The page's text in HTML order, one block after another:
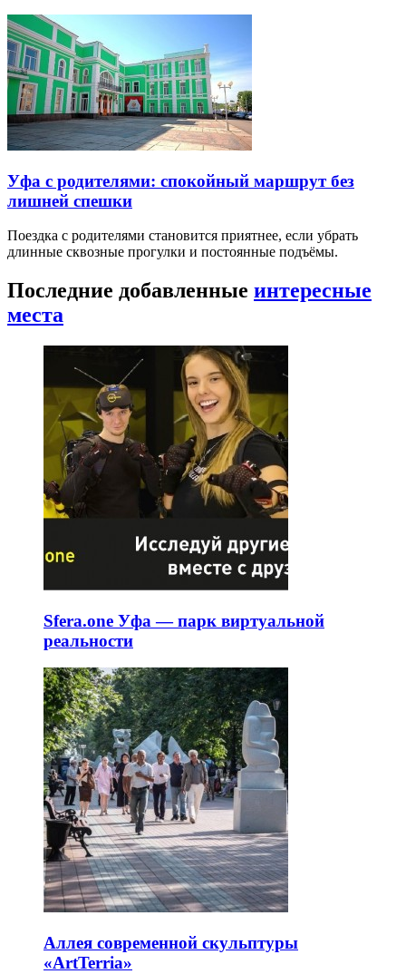
Уфа с родителями: спокойный маршрут без
лишней спешки
Поездка с родителями становится приятнее, если убрать
длинные сквозные прогулки и постоянные подъёмы.
Последние добавленные интересные
места
Sfera.one Уфа — парк виртуальной
реальности
Аллея современной скульптуры
«ArtTerria»